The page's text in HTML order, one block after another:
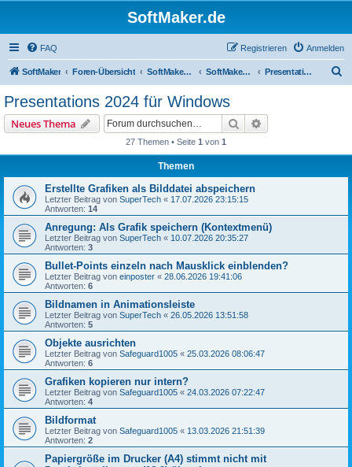
SoftMaker.de
FAQ Anmelden
Registrieren
SoftMaker Foren-Übersicht SoftMaker Office 2024 SoftMaker Office 2024 für Windows Presentations 2024 für Windows
Presentations 2024 für Windows
Neues Thema Suche
27 Themen • Seite 1 von 1
Themen
Erstellte Grafiken als Bilddatei abspeichern
Letzter Beitrag von SuperTech « 17.07.2026 23:15:15
Antworten: 14
Anregung: Als Grafik speichern (Kontextmenü)
Letzter Beitrag von SuperTech « 10.07.2026 20:35:27
Antworten: 3
Bullet-Points einzeln nach Mausklick einblenden?
Letzter Beitrag von einposter « 28.06.2026 19:41:06
Antworten: 6
Bildnamen in Animationsleiste
Letzter Beitrag von SuperTech « 26.05.2026 13:51:58
Antworten: 5
Objekte ausrichten
Letzter Beitrag von Safeguard1005 « 25.03.2026 08:06:47
Antworten: 6
Grafiken kopieren nur intern?
Letzter Beitrag von Safeguard1005 « 24.03.2026 07:22:47
Antworten: 4
Bildformat
Letzter Beitrag von Safeguard1005 « 13.03.2026 21:51:39
Antworten: 2
Papiergröße im Drucker (A4) stimmt nicht mit